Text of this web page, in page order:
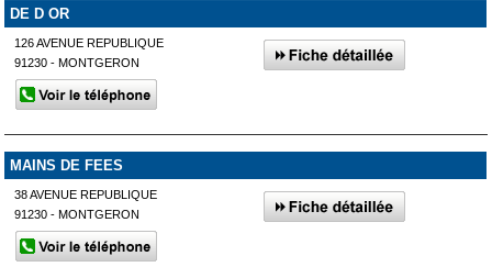
DE D OR
126 AVENUE REPUBLIQUE
91230 - MONTGERON
MAINS DE FEES
38 AVENUE REPUBLIQUE
91230 - MONTGERON